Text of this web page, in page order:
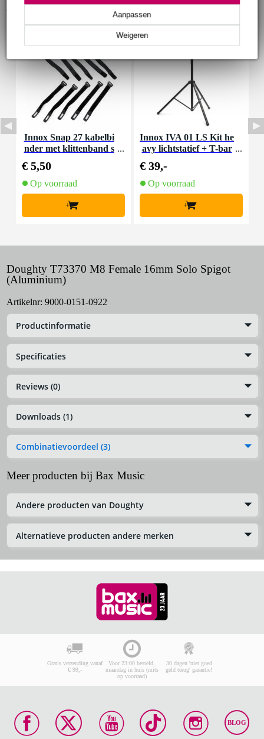
Weigeren
Aanpassen
Accessoires (9)
Innox Snap 27 kabelbi
nder met klittenband s
€ 5,50
Op voorraad
+
Innox IVA 01 LS Kit he
avy lichtstatief + T-bar
€ 39,-
Op voorraad
+
Doughty T73370 M8 Female 16mm Solo Spigot
(Aluminium)
Artikelnr: 9000-0151-0922
Productinformatie
Specificaties
Reviews (0)
Downloads (1)
Combinatievoordeel (3)
Meer producten bij Bax Music
Andere producten van Doughty
Alternatieve producten andere merken
Gratis verzending vanaf
€ 99,-
Voor 23:00 besteld,
maandag in huis (mits
op voorraad)
30 dagen 'niet goed
geld terug' garantie!
BLOG